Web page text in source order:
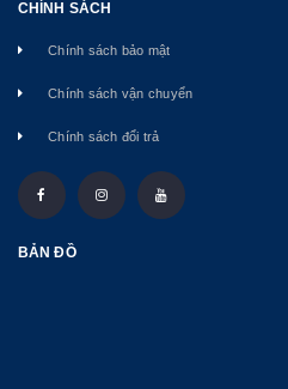
CHÍNH SÁCH
Chính sách bảo mật
Chính sách vận chuyển
Chính sách đổi trả
BẢN ĐỒ